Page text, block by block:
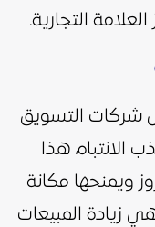
التجارية.
شركات التسويق
الانتباه، هذا
ويمنحها مكانة
زيادة المبيعات